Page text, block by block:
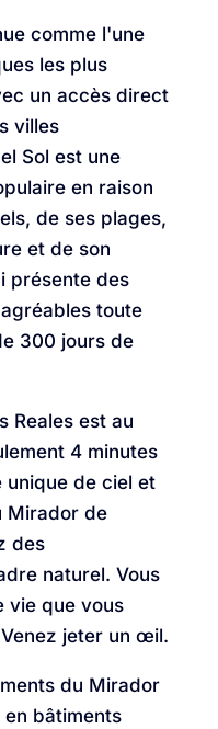
comme l'une
les plus
un accès direct
villes
Sol est une
en raison
de ses plages,
et de son
présente des
toute
300 jours de
Reales est au
4 minutes
unique de ciel et
Mirador de
des
naturel. Vous
vie que vous
jeter un œil.
du Mirador
bâtiments